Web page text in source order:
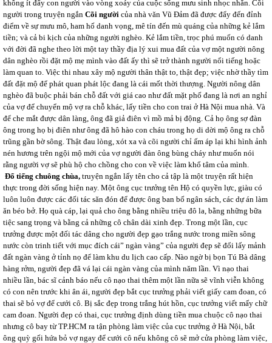
không ít đẩy con người vào vòng xoáy của cuộc sống mưu sinh nhọc nhằn. Cõi
người trong truyện ngắn Cõi người của nhà văn Vũ Đảm đã được đẩy đến đỉnh
điểm về sự mưu mô, ham hố danh vọng, mê tín đến mù quáng của những kẻ lắm
tiền; và cả bi kịch của những người nghèo. Kẻ lắm tiền, trọc phú muốn có danh
với đời đã nghe theo lời một tay thầy địa lý xui mua đất của vợ một người nông
dân nghèo rồi đặt mộ mẹ mình vào đất ấy thì sẽ trở thành người nổi tiếng hoặc
làm quan to. Việc thi nhau xây mộ người thân thật to, thật đẹp; việc nhờ thầy tìm
đất đặt mộ để phát quan phát lộc đang là cái mốt thời thượng. Người nông dân
nghèo đã buộc phải bán chỗ đất với giá cao như đất mặt phố đang là nơi an nghỉ
của vợ để chuyển mộ vợ ra chỗ khác, lấy tiền cho con trai ở Hà Nội mua nhà. Và
để che mắt được dân làng, ông đã giả điên vì mồ mả bị động. Cả họ ông sợ đàn
ông trong họ bị điên như ông đã hô hào con cháu trong họ di dời mộ ông ra chỗ
trũng gần bờ sông. Thật đau lòng, xót xa và cõi người chỉ ấm áp lại khi hình ảnh
nén hương trên ngội mộ mới của vợ người đàn ông bùng cháy như muốn nói
rằng người vợ sẽ phù hộ cho chồng cho con về việc làm khổ tâm của mình.
Đổ tiếng chuông chùa, truyện ngắn lấy tên cho cả tập là một truyện rất hiện
thực trong đời sống hiện nay. Một ông cục trưởng tên Hộ có quyền lực, giàu có
luôn luôn được các đối tác săn đón để được ông ban bố ngân sách, các dự án làm
ăn béo bở. Họ quà cáp, lại quả cho ông bằng nhiều triệu đô la, bằng những bữa
tiệc sang trọng và bằng cả những cô chân dài xinh đẹp. Trong một lần, cục
trưởng được một đối tác dâng cho người đẹp gạo trắng nước trong miền sông
nước còn trinh tiết với mục đích cái” ngàn vàng” của người đẹp sẽ đổi lấy mảnh
đất ngàn vàng ở tỉnh nọ để làm khu du lịch cao cấp. Nào ngờ bị bọn Tú Bà dâng
hàng rởm, người đẹp đã vá lại cái ngàn vàng của mình năm lần. Vì nạo thai
nhiều lần, bác sĩ cảnh báo nếu cô nạo thai thêm một lần nữa sẽ vĩnh viễn không
có con nên trước khi ân ái, người đẹp bắt cục trưởng phải viết giấy cam đoan, có
thai sẽ bỏ vợ để cưới cô. Bị sắc đẹp trong trắng hút hồn, cục trưởng viết mấy chữ
cam đoan. Người đẹp có thai, cục trưởng định dùng tiền mua chuộc cô nạo thai
nhưng cô bay từ TP.HCM ra tận phòng làm việc của cục trưởng ở Hà Nội, bắt
ông quỳ gối hứa bỏ vợ ngay để cưới cô nếu không cô sẽ mở cửa phòng làm việc,